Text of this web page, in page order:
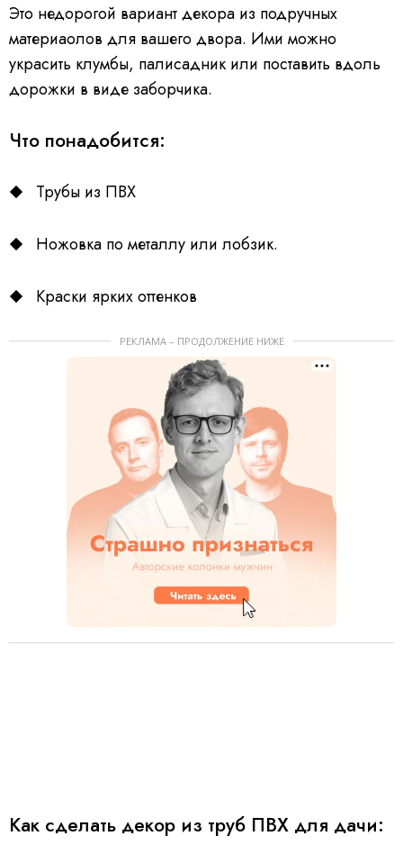
Это недорогой вариант декора из подручных
материаолов для вашего двора. Ими можно
украсить клумбы, палисадник или поставить вдоль
дорожки в виде заборчика.
Что понадобится:
Трубы из ПВХ
Ножовка по металлу или лобзик.
Краски ярких оттенков
РЕКЛАМА – ПРОДОЛЖЕНИЕ НИЖЕ
Как сделать декор из труб ПВХ для дачи: